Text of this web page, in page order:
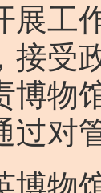
展工
接受
博物
过对